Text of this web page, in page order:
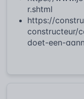
r.shtml
https://
constructeur/
doet-een-